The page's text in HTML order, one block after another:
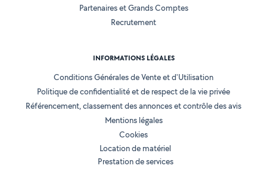
Partenaires et Grands Comptes
Recrutement
INFORMATIONS LÉGALES
Conditions Générales de Vente et d'Utilisation
Politique de confidentialité et de respect de la vie privée
Référencement, classement des annonces et contrôle des avis
Mentions légales
Cookies
Location de matériel
Prestation de services